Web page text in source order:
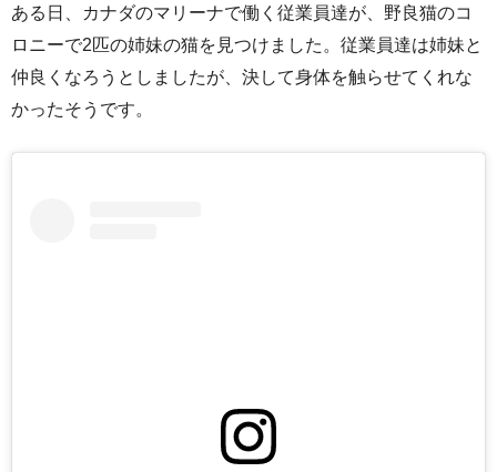
ある日、カナダのマリーナで働く従業員達が、野良猫のコ
ロニーで2匹の姉妹の猫を見つけました。従業員達は姉妹と
仲良くなろうとしましたが、決して身体を触らせてくれな
かったそうです。